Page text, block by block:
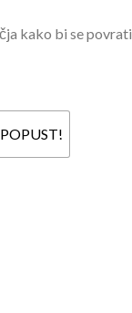
kako bi se